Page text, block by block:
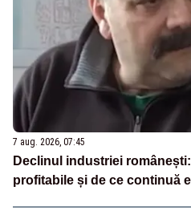
7 aug. 2026, 07:45
Declinul industriei
profitabile și de ce continuă